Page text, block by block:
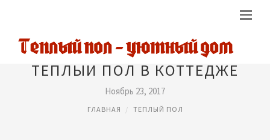
ТЕПЛЫЙ ПОЛ В КОТТЕДЖЕ
Ноябрь 23, 2017
ГЛАВНАЯ ТЕПЛЫЙ ПОЛ